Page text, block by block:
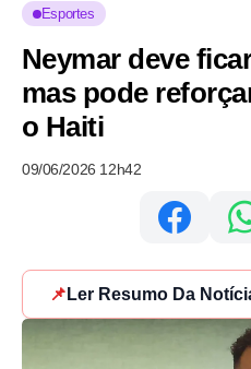
Esportes
Neymar deve
mas pode
o Haiti
09/06/2026 12h42
📌 Ler Resumo Da